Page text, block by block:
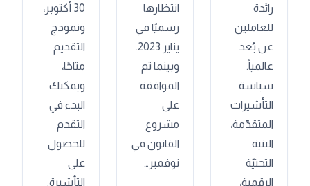
رائدة
للعاملين
عن بُعد
عالمياً.
سياسة
التأشيرات
المتقدّمة،
البنية
التحتيّة
الرقمية،
انتظارها
رسميًا في
يناير 2023.
وبينما تم
الموافقة
على
مشروع
القانون في
نوفمبر…
30 أكتوبر،
ونموذج
التقديم
متاحًا،
ويمكنك
البدء في
التقدم
للحصول
على
التأشيرة.